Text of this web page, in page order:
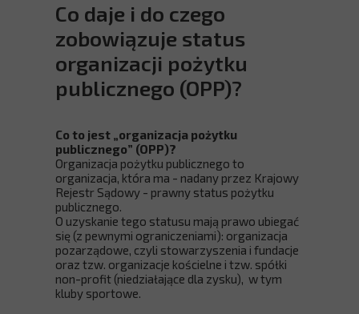
Co daje i do czego
zobowiązuje status
organizacji pożytku
publicznego (OPP)?
Co to jest „organizacja pożytku
publicznego” (OPP)?
Organizacja pożytku publicznego to
organizacja, która ma - nadany przez Krajowy
Rejestr Sądowy - prawny status pożytku
publicznego.
O uzyskanie tego statusu mają prawo ubiegać
się (z pewnymi ograniczeniami): organizacja
pozarządowe, czyli stowarzyszenia i fundacje
oraz tzw. organizacje kościelne i tzw. spółki
non-profit (niedziałające dla zysku), w tym
kluby sportowe.